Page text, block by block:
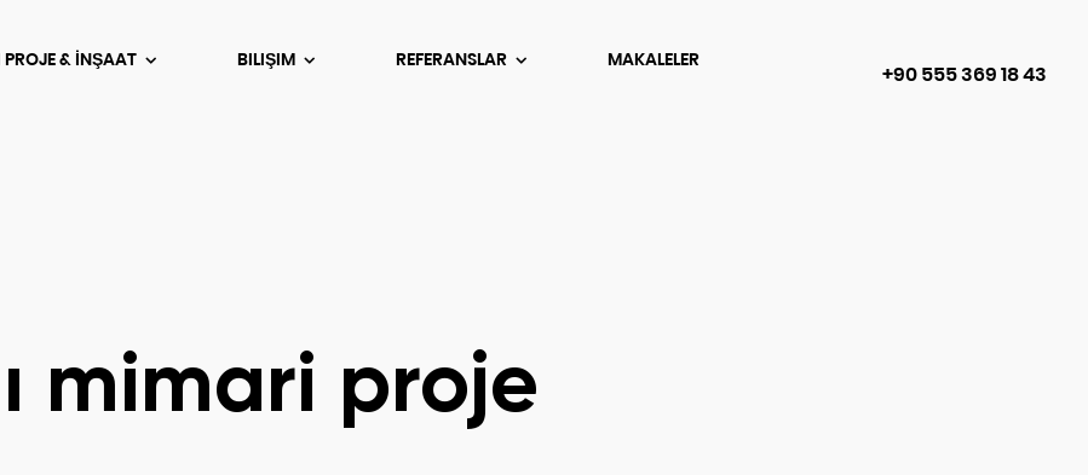
& İNŞAAT BILIŞIM REFERANSLAR
MAKALELER
+90 555 369 18 43
mimari proje